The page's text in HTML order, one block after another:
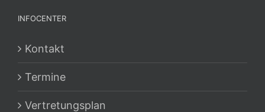
INFOCENTER
Kontakt
Termine
Vertretungsplan